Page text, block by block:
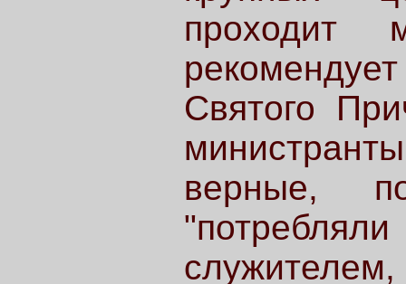
проходит
Святого
верные,